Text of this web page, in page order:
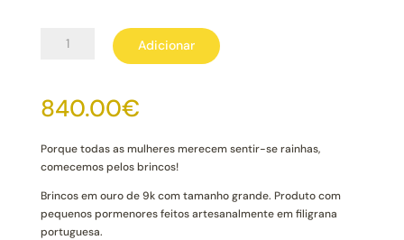
Quantidade
-
em
Ouro
Filigrana
(L)
Adicionar
840.00€
Porque todas as mulheres merecem sentir-se rainhas,
comecemos pelos brincos!
Brincos em ouro de 9k com tamanho grande. Produto com
pequenos pormenores feitos artesanalmente em filigrana
portuguesa.